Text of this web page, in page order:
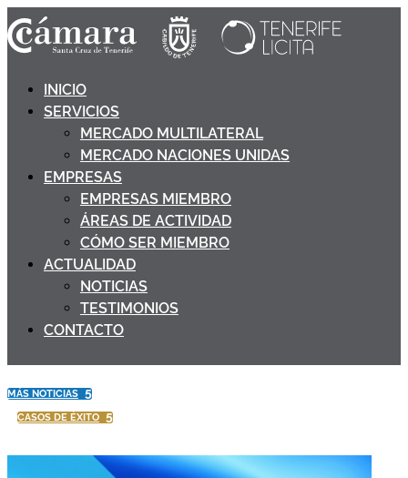
INICIO
SERVICIOS
MERCADO MULTILATERAL
MERCADO NACIONES UNIDAS
EMPRESAS
EMPRESAS MIEMBRO
ÁREAS DE ACTIVIDAD
CÓMO SER MIEMBRO
ACTUALIDAD
NOTICIAS
TESTIMONIOS
CONTACTO
MÁS NOTICIAS 5
CASOS DE ÉXITO 5